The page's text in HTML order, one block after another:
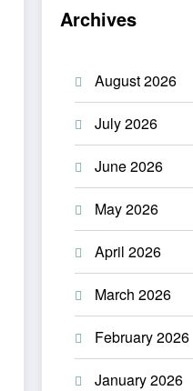
Archives
August 2026
July 2026
June 2026
May 2026
April 2026
March 2026
February 2026
January 2026